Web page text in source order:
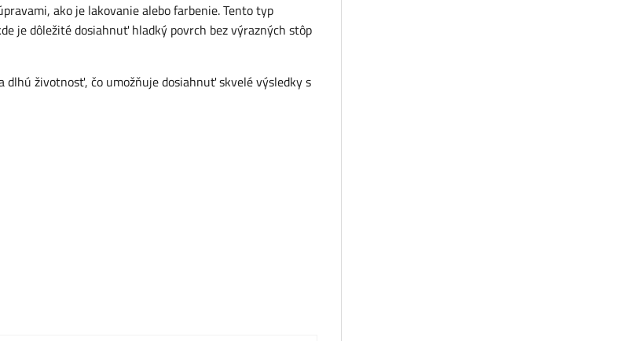
ako je lakovanie alebo farbenie. Tento typ
je dôležité dosiahnuť hladký povrch bez výrazných stôp
životnosť, čo umožňuje dosiahnuť skvelé výsledky s